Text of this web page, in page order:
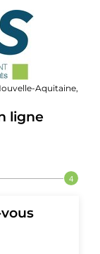
Aquitaine,
ligne